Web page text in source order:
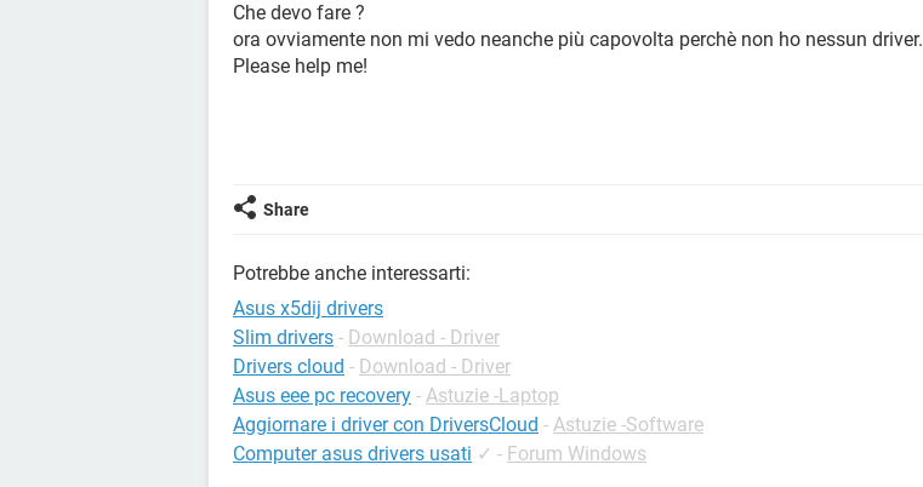
Che devo fare ?
ora ovviamente non mi vedo neanche più capovolta perchè non ho nessun driver.
Please help me!
Share
Potrebbe anche interessarti:
Asus x5dij drivers
Slim drivers - Download - Driver
Drivers cloud - Download - Driver
Asus eee pc recovery - Astuzie -Laptop
Aggiornare i driver con DriversCloud - Astuzie -Software
Computer asus drivers usati ✓ - Forum Windows